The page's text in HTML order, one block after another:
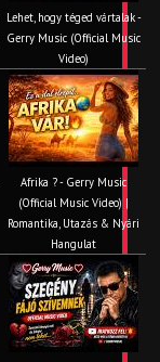
Lehet, hogy téged vártalak -
Gerry Music (Official Music
Video)
Afrika ? - Gerry Music
(Official Music Video) |
Romantika, Utazás & Nyári
Hangulat